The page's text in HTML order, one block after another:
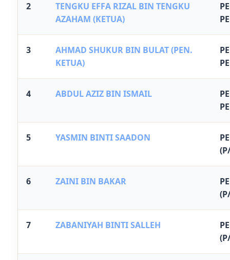
2
TENGKU EFFA RIZAL BIN TENGKU
AZAHAM (KETUA)
3
AHMAD SHUKUR BIN BULAT (PEN.
KETUA)
4 ABDUL AZIZ BIN ISMAIL
5 YASMIN BINTI SAADON
6 ZAINI BIN BAKAR
7 ZABANIYAH BINTI SALLEH